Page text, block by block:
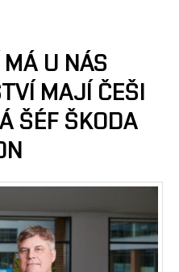
U NÁS
MAJÍ ČEŠI
ŠÉF ŠKODA